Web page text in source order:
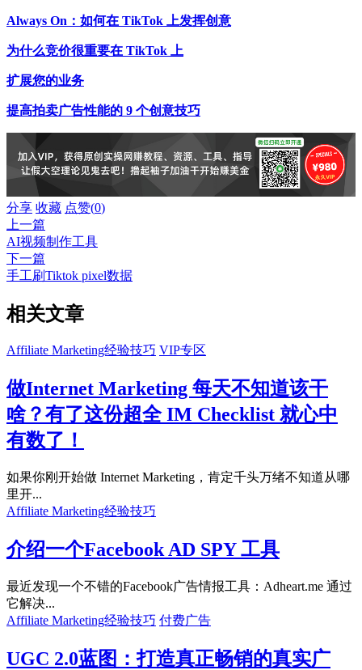
Always On：如何在 TikTok 上发挥创意
为什么竞价很重要在 TikTok 上
扩展您的业务
提高拍卖广告性能的 9 个创意技巧
分享 收藏 点赞(0)
上一篇
AI视频制作工具
下一篇
手工刷Tiktok pixel数据
相关文章
Affiliate Marketing经验技巧 VIP专区
做Internet Marketing 每天不知道该干
啥？有了这份超全 IM Checklist 就心中
有数了！
如果你刚开始做 Internet Marketing，肯定千头万绪不知道从哪
里开...
Affiliate Marketing经验技巧
介绍一个Facebook AD SPY 工具
最近发现一个不错的Facebook广告情报工具：Adheart.me 通过
它解决...
Affiliate Marketing经验技巧 付费广告
UGC 2.0蓝图：打造真正畅销的真实广